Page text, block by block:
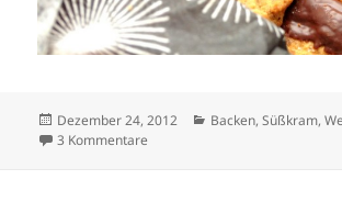
Veröffentlicht
am
Dezember 24, 2012 Kategorien
Backen,Süßkram,
3 Kommentare